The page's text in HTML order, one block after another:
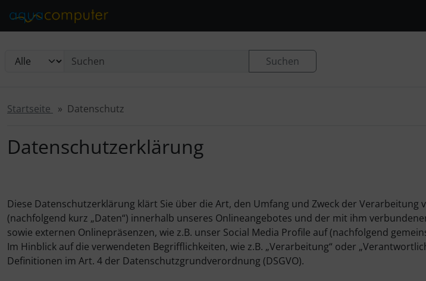
Suchen
Startseite Datenschutz
Datenschutzerklärung
Diese Datenschutzerklärung klärt Sie über die Art, den Umfang und Zweck der Verarbeitung
(nachfolgend kurz „Daten“) innerhalb unseres Onlineangebotes und der mit ihm
sowie externen Onlinepräsenzen, wie z.B. unser Social Media Profile auf (nachfolgend
Im Hinblick auf die verwendeten Begrifflichkeiten, wie z.B. „Verarbeitung“ oder
Definitionen im Art. 4 der Datenschutzgrundverordnung (DSGVO).